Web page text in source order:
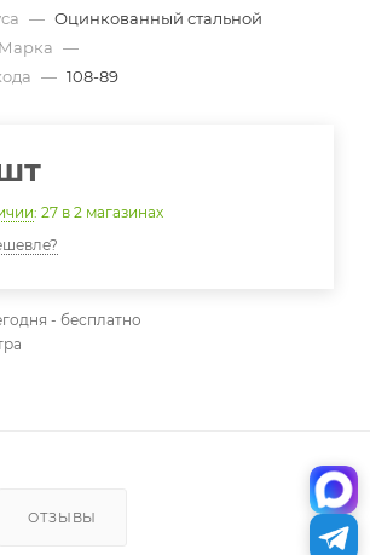
— Оцинкованный стальной
—
— 108-89
: 27 в 2 магазинах
- бесплатно
ОТЗЫВЫ